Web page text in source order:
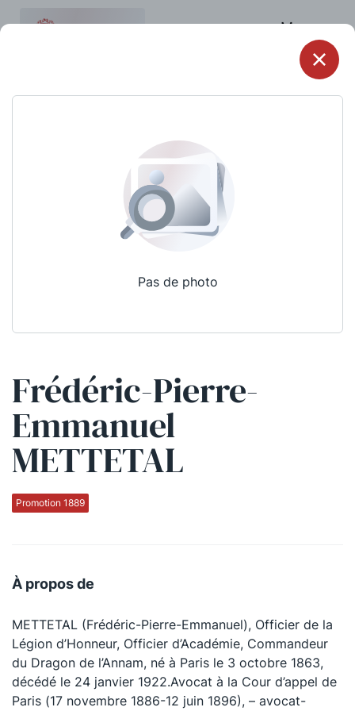
Menu
Pas de photo
Frédéric-Pierre-
Emmanuel
METTETAL
Promotion 1889
À propos de
METTETAL (Frédéric-Pierre-Emmanuel), Officier de la
Légion d’Honneur, Officier d’Académie, Commandeur
du Dragon de l’Annam, né à Paris le 3 octobre 1863,
décédé le 24 janvier 1922.Avocat à la Cour d’appel de
Paris (17 novembre 1886-12 juin 1896), – avocat-
Qui sommes-nous ?
La Conférence
La Conférence de Renfort
La défense pénale
La Conférence Berryer
La Petite Conférence